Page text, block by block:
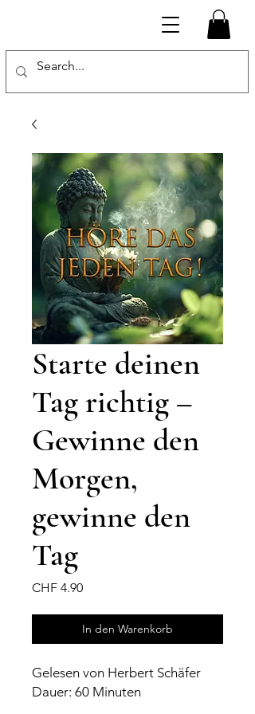
Starte deinen
Tag richtig –
Gewinne den
Morgen,
gewinne den
Tag
CHF 4.90Preis
In den Warenkorb
Gelesen von Herbert Schäfer
Dauer: 60 Minuten